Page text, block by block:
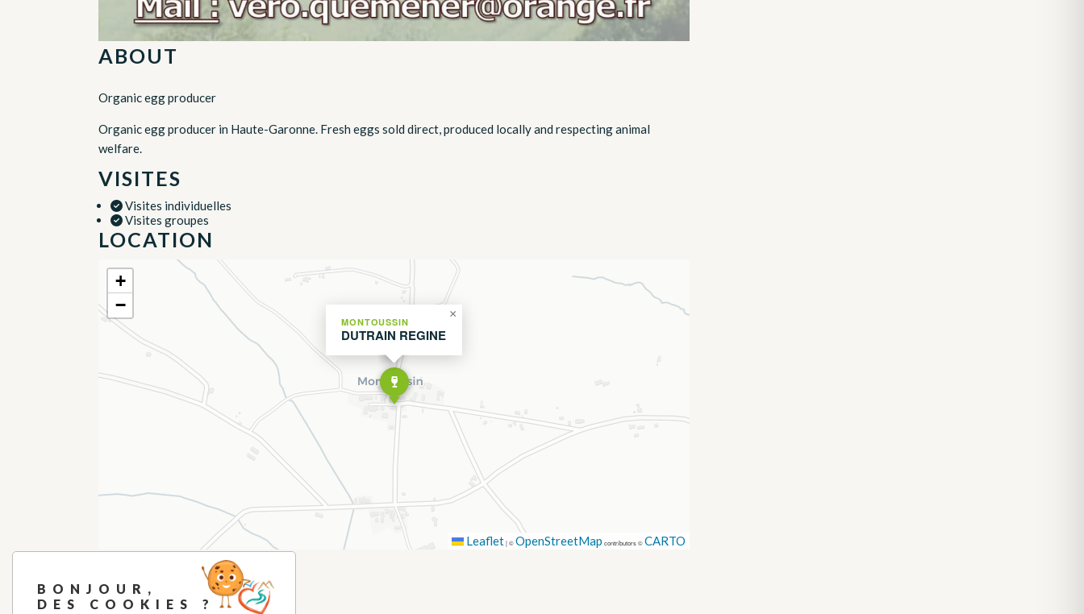
ABOUT
Organic egg producer
Organic egg producer in Haute-Garonne. Fresh eggs sold direct, produced locally and respecting animal
welfare.
VISITES
Visites individuelles
Visites groupes
LOCATION
MONTOUSSIN
DUTRAIN REGINE
×
+
−
Leaflet |©OpenStreetMap contributors ©CARTO
BONJOUR,
DES COOKIES ?